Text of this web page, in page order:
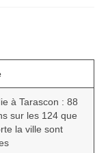
à Tarascon : 88
sur les 124 que
la ville sont